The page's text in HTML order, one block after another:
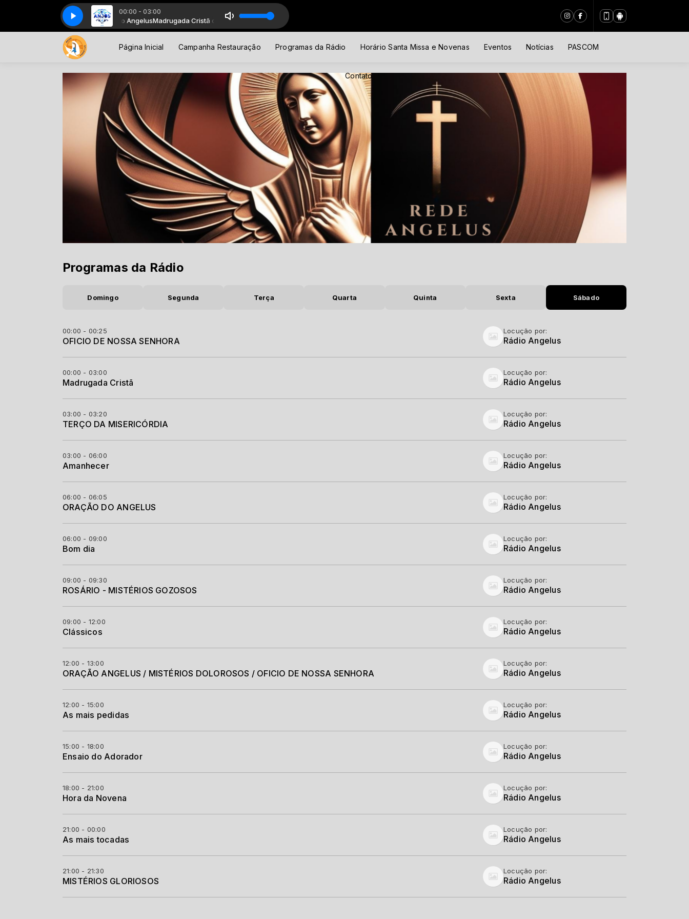
00:00 - 03:00
Madrugada Cristã com Rádio AngelusMadrugada Cristã com Rádio Angelus
Anjos de Resgate Anjos de Resgate
Página Inicial Campanha Restauração Programas da Rádio Horário Santa Missa e Novenas Eventos Notícias PASCOM
Contato
Programas da Rádio
Domingo Segunda Terça Quarta Quinta Sexta Sábado
00:00 - 00:25
OFICIO DE NOSSA SENHORA
Locução por:
Rádio Angelus
00:00 - 03:00
Madrugada Cristã
Locução por:
Rádio Angelus
03:00 - 03:20
TERÇO DA MISERICÓRDIA
Locução por:
Rádio Angelus
03:00 - 06:00
Amanhecer
Locução por:
Rádio Angelus
06:00 - 06:05
ORAÇÃO DO ANGELUS
Locução por:
Rádio Angelus
06:00 - 09:00
Bom dia
Locução por:
Rádio Angelus
09:00 - 09:30
ROSÁRIO - MISTÉRIOS GOZOSOS
Locução por:
Rádio Angelus
09:00 - 12:00
Clássicos
Locução por:
Rádio Angelus
12:00 - 13:00
ORAÇÃO ANGELUS / MISTÉRIOS DOLOROSOS / OFICIO DE NOSSA SENHORA
Locução por:
Rádio Angelus
12:00 - 15:00
As mais pedidas
Locução por:
Rádio Angelus
15:00 - 18:00
Ensaio do Adorador
Locução por:
Rádio Angelus
18:00 - 21:00
Hora da Novena
Locução por:
Rádio Angelus
21:00 - 00:00
As mais tocadas
Locução por:
Rádio Angelus
21:00 - 21:30
MISTÉRIOS GLORIOSOS
Locução por:
Rádio Angelus